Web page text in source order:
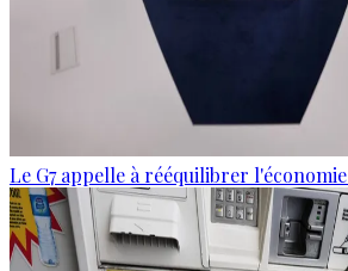
Le G7 appelle à rééquilibrer